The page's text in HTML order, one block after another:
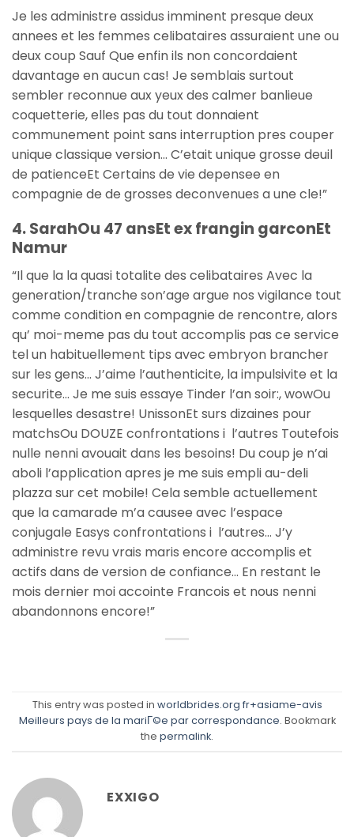
Je les administre assidus imminent presque deux
annees et les femmes celibataires assuraient une ou
deux coup Sauf Que enfin ils non concordaient
davantage en aucun cas! Je semblais surtout
sembler reconnue aux yeux des calmer banlieue
coquetterie, elles pas du tout donnaient
communement point sans interruption pres couper
unique classique version… C’etait unique grosse deuil
de patienceEt Certains de vie depensee en
compagnie de de grosses deconvenues a une cle!”
4. SarahOu 47 ansEt ex frangin garconEt
Namur
“Il que la la quasi totalite des celibataires Avec la
generation/tranche son’age argue nos vigilance tout
comme condition en compagnie de rencontre, alors
qu’ moi-meme pas du tout accomplis pas ce service
tel un habituellement tips avec embryon brancher
sur les gens… J’aime l’authenticite, la impulsivite et la
securite… Je me suis essaye Tinder l’an soir:, wowOu
lesquelles desastre! UnissonEt surs dizaines pour
matchsOu DOUZE confrontations i l’autres Toutefois
nulle nenni avouait dans les besoins! Du coup je n’ai
aboli l’application apres je me suis empli au-deli
plazza sur cet mobile! Cela semble actuellement
que la camarade m’a causee avec l’espace
conjugale Easys confrontations i l’autres… J’y
administre revu vrais maris encore accomplis et
actifs dans de version de confiance… En restant le
mois dernier moi accointe Francois et nous nenni
abandonnons encore!”
This entry was posted in worldbrides.org fr+asiame-avis
Meilleurs pays de la mariГ©e par correspondance. Bookmark
the permalink.
EXXIGO